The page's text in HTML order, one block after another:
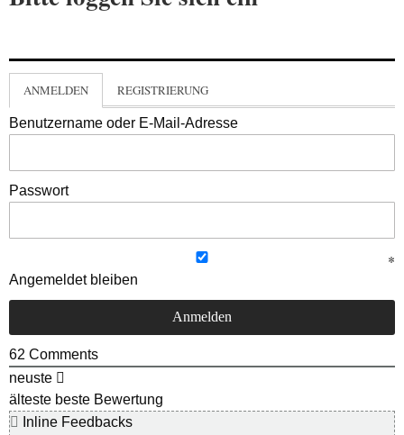
ANMELDEN REGISTRIERUNG
Benutzername oder E-Mail-Adresse
Passwort
Angemeldet bleiben
62 Comments
neuste
älteste beste Bewertung
Inline Feedbacks